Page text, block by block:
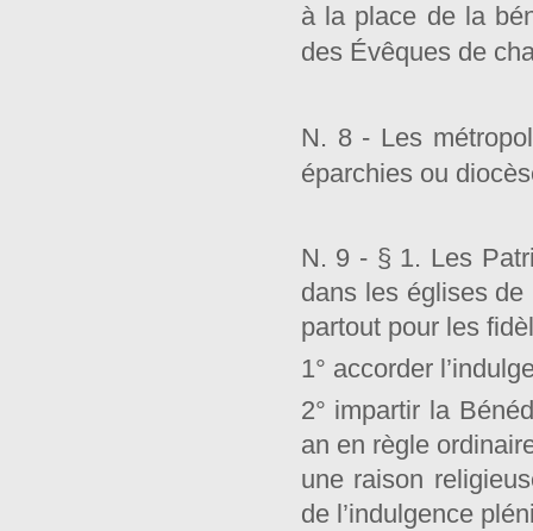
à la place de la
des Évêques de
N. 8 - Les
éparchies ou
N. 9 - § 1. Les
dans les églises
partout pour les
1° accorder
2° impartir la
an en règle
une raison
de l’indulgence